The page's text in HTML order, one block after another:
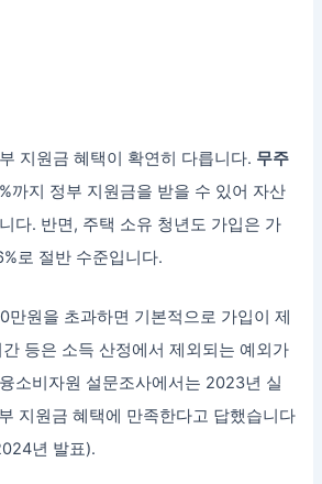
지원금 혜택이 확연히 다릅니다. 무주
까지 정부 지원금을 받을 수 있어 자산
다. 반면, 주택 소유 청년도 가입은 가
로 절반 수준입니다.
만원을 초과하면 기본적으로 가입이 제
등은 소득 산정에서 제외되는 예외가
소비자원 설문조사에서는 2023년 실
지원금 혜택에 만족한다고 답했습니다
년 발표).